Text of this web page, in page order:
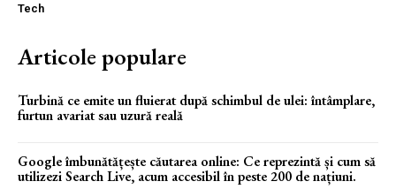
Tech
Articole populare
Turbină ce emite un fluierat după schimbul de ulei: întâmplare,
furtun avariat sau uzură reală
Google îmbunătățește căutarea online: Ce reprezintă și cum să
utilizezi Search Live, acum accesibil în peste 200 de națiuni.